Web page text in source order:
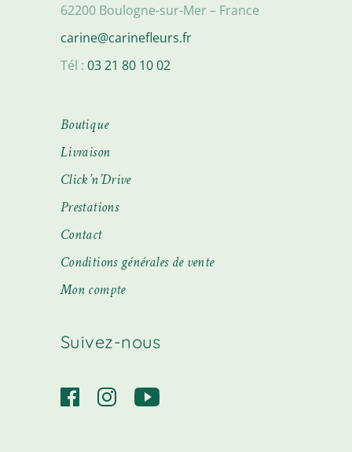
62200 Boulogne-sur-Mer – France
carine@carinefleurs.fr
Tél :03 21 80 10 02
Boutique
Livraison
Click’n’Drive
Prestations
Contact
Conditions générales de vente
Mon compte
Suivez-nous